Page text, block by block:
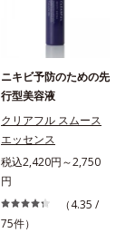
ニキビ予防のための先
行型美容液
クリアフル スムース
エッセンス
税込2,420円～2,750
円
（4.35 /
75件）